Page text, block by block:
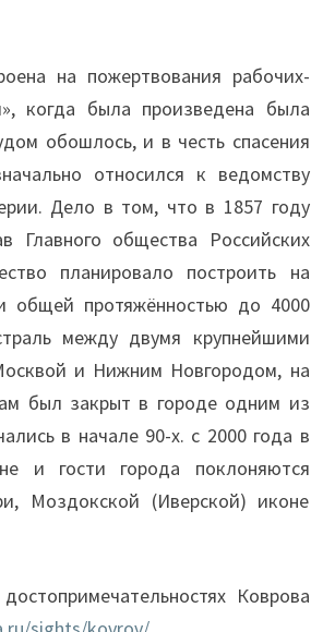
на пожертвования рабочих-
когда была произведена была
обошлось, и в честь спасения
относился к ведомству
Дело в том, что в 1857 году
Главного общества Российских
планировало построить на
общей протяжённостью до 4000
между двумя крупнейшими
и Нижним Новгородом, на
был закрыт в городе одним из
в начале 90-х. с 2000 года в
и гости города поклоняются
Моздокской (Иверской) иконе
Коврова